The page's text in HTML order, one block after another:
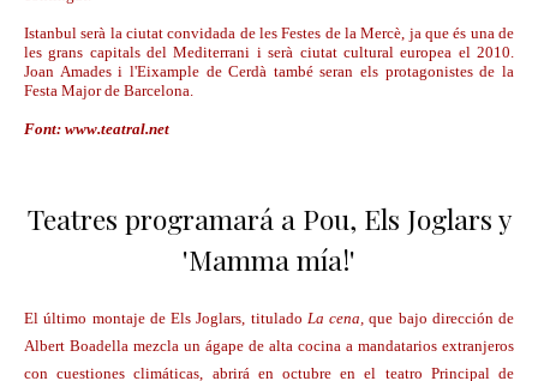
Istanbul serà la ciutat convidada de les Festes de la Mercè, ja que és una de
les grans capitals del Mediterrani i serà ciutat cultural europea el 2010.
Joan Amades i l'Eixample de Cerdà també seran els protagonistes de la
Festa Major de Barcelona.
Font: www.teatral.net
Teatres programará a Pou, Els Joglars y
'Mamma mía!'
El último montaje de Els Joglars, titulado La cena, que bajo dirección de
Albert Boadella mezcla un ágape de alta cocina a mandatarios extranjeros
con cuestiones climáticas, abrirá en octubre en el teatro Principal de